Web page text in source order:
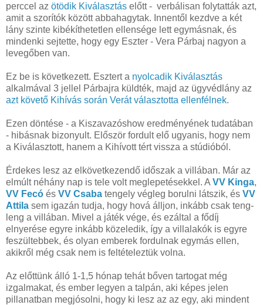
perccel az ötödik Kiválasztás előtt - verbálisan folytatták azt,
amit a szorítók között abbahagytak. Innentől kezdve a két
lány szinte kibékíthetetlen ellensége lett egymásnak, és
mindenki sejtette, hogy egy Eszter - Vera Párbaj nagyon a
levegőben van.
Ez be is következett. Esztert a nyolcadik Kiválasztás
alkalmával 3 jellel Párbajra küldték, majd az ügyvédlány az
azt követő Kihívás során Verát választotta ellenfélnek.
Ezen döntése - a Kiszavazóshow eredményének tudatában
- hibásnak bizonyult. Először fordult elő ugyanis, hogy nem
a Kiválasztott, hanem a Kihívott tért vissza a stúdióból.
Érdekes lesz az elkövetkezendő időszak a villában. Már az
elmúlt néhány nap is tele volt meglepetésekkel. A VV Kinga,
VV Fecó és VV Csaba tengely végleg borulni látszik, és VV
Attila sem igazán tudja, hogy hová álljon, inkább csak teng-
leng a villában. Mivel a játék vége, és ezáltal a fődíj
elnyerése egyre inkább közeledik, így a villalakók is egyre
feszültebbek, és olyan emberek fordulnak egymás ellen,
akikről még csak nem is feltételeztük volna.
Az előttünk álló 1-1,5 hónap tehát bőven tartogat még
izgalmakat, és ember legyen a talpán, aki képes jelen
pillanatban megjósolni, hogy ki lesz az az egy, aki mindent